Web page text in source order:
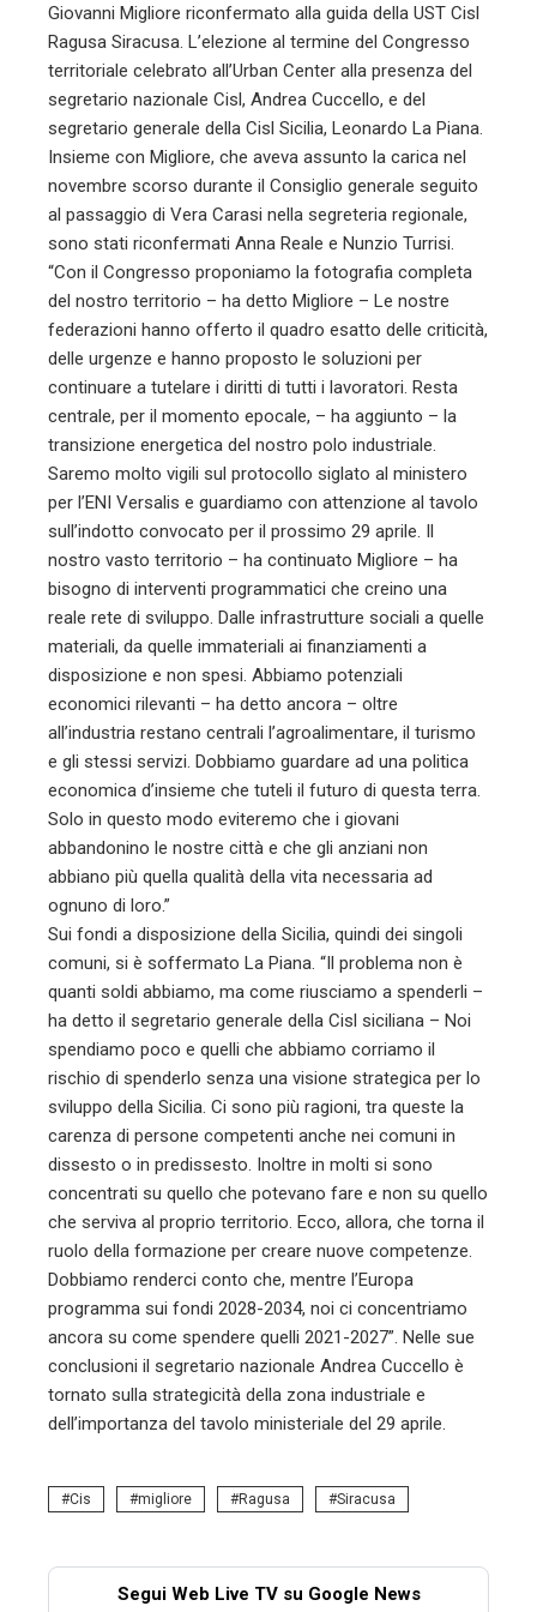
Giovanni Migliore riconfermato alla guida della UST Cisl
Ragusa Siracusa. L’elezione al termine del Congresso
territoriale celebrato all’Urban Center alla presenza del
segretario nazionale Cisl, Andrea Cuccello, e del
segretario generale della Cisl Sicilia, Leonardo La Piana.
Insieme con Migliore, che aveva assunto la carica nel
novembre scorso durante il Consiglio generale seguito
al passaggio di Vera Carasi nella segreteria regionale,
sono stati riconfermati Anna Reale e Nunzio Turrisi.
“Con il Congresso proponiamo la fotografia completa
del nostro territorio – ha detto Migliore – Le nostre
federazioni hanno offerto il quadro esatto delle criticità,
delle urgenze e hanno proposto le soluzioni per
continuare a tutelare i diritti di tutti i lavoratori. Resta
centrale, per il momento epocale, – ha aggiunto – la
transizione energetica del nostro polo industriale.
Saremo molto vigili sul protocollo siglato al ministero
per l’ENI Versalis e guardiamo con attenzione al tavolo
sull’indotto convocato per il prossimo 29 aprile. Il
nostro vasto territorio – ha continuato Migliore – ha
bisogno di interventi programmatici che creino una
reale rete di sviluppo. Dalle infrastrutture sociali a quelle
materiali, da quelle immateriali ai finanziamenti a
disposizione e non spesi. Abbiamo potenziali
economici rilevanti – ha detto ancora – oltre
all’industria restano centrali l’agroalimentare, il turismo
e gli stessi servizi. Dobbiamo guardare ad una politica
economica d’insieme che tuteli il futuro di questa terra.
Solo in questo modo eviteremo che i giovani
abbandonino le nostre città e che gli anziani non
abbiano più quella qualità della vita necessaria ad
ognuno di loro.”
Sui fondi a disposizione della Sicilia, quindi dei singoli
comuni, si è soffermato La Piana. “Il problema non è
quanti soldi abbiamo, ma come riusciamo a spenderli –
ha detto il segretario generale della Cisl siciliana – Noi
spendiamo poco e quelli che abbiamo corriamo il
rischio di spenderlo senza una visione strategica per lo
sviluppo della Sicilia. Ci sono più ragioni, tra queste la
carenza di persone competenti anche nei comuni in
dissesto o in predissesto. Inoltre in molti si sono
concentrati su quello che potevano fare e non su quello
che serviva al proprio territorio. Ecco, allora, che torna il
ruolo della formazione per creare nuove competenze.
Dobbiamo renderci conto che, mentre l’Europa
programma sui fondi 2028-2034, noi ci concentriamo
ancora su come spendere quelli 2021-2027”. Nelle sue
conclusioni il segretario nazionale Andrea Cuccello è
tornato sulla strategicità della zona industriale e
dell’importanza del tavolo ministeriale del 29 aprile.
Cis migliore Ragusa Siracusa
Segui Web Live TV su Google News